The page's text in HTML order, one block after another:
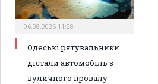
06.08.2026 11:28
Одеські рятувальники
дістали автомобіль з
вуличного провалу